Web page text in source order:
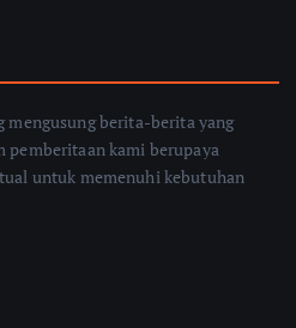
mengusung berita-berita yang
pemberitaan kami berupaya
untuk memenuhi kebutuhan